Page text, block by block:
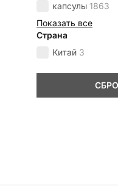
капсулы 1863
Показать все
Страна
Китай 3